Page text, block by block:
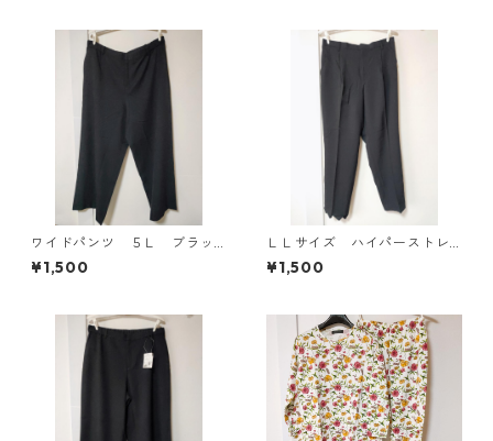
ワイドパンツ ５Ｌ ブラッ
ク KAE-4725
¥1,500
ＬＬサイズ ハイパーストレ
ッチ センタープレスパン
ツ ブラック KAE-4704
¥1,500